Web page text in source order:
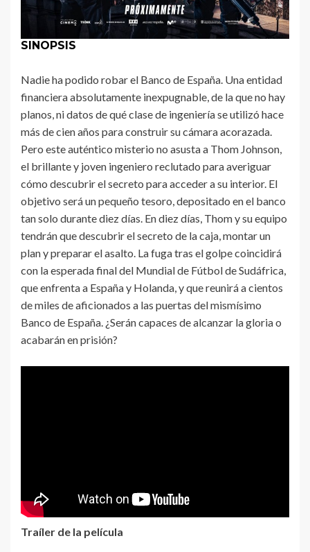
SINOPSIS
Nadie ha podido robar el Banco de España. Una entidad
financiera absolutamente inexpugnable, de la que no hay
planos, ni datos de qué clase de ingeniería se utilizó hace
más de cien años para construir su cámara acorazada.
Pero este auténtico misterio no asusta a Thom Johnson,
el brillante y joven ingeniero reclutado para averiguar
cómo descubrir el secreto para acceder a su interior. El
objetivo será un pequeño tesoro, depositado en el banco
tan solo durante diez días. En diez días, Thom y su equipo
tendrán que descubrir el secreto de la caja, montar un
plan y preparar el asalto. La fuga tras el golpe coincidirá
con la esperada final del Mundial de Fútbol de Sudáfrica,
que enfrenta a España y Holanda, y que reunirá a cientos
de miles de aficionados a las puertas del mismísimo
Banco de España. ¿Serán capaces de alcanzar la gloria o
acabarán en prisión?
Traíler de la película